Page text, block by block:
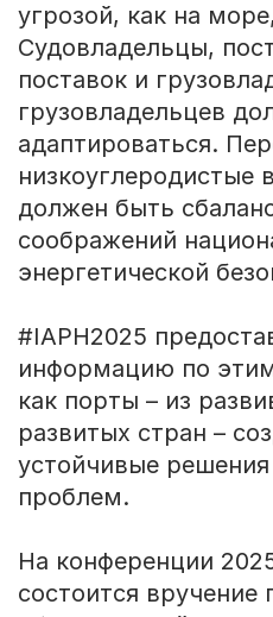
угрозой, как на
Судовладельцы,
поставок и
грузовладельцев
адаптироваться.
низкоуглеродистые
должен быть
соображений
энергетической
#IAPH2025
информацию по
как порты – из
развитых стран –
устойчивые
проблем.
На конференции
состоится вручение